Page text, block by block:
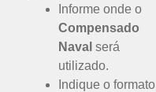
Informe onde o
Compensado
Naval será
utilizado.
Indique o formato